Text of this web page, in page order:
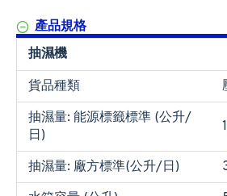
產品規格
抽濕機
貨品種類
抽濕量: 能源標籤標準 (公升/
日)
抽濕量: 廠方標準(公升/日)